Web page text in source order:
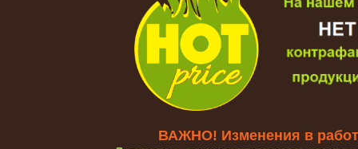
ВАЖНО! Изменения в